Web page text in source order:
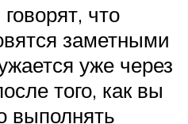
что
заметными
уже через
того, как вы
выполнять